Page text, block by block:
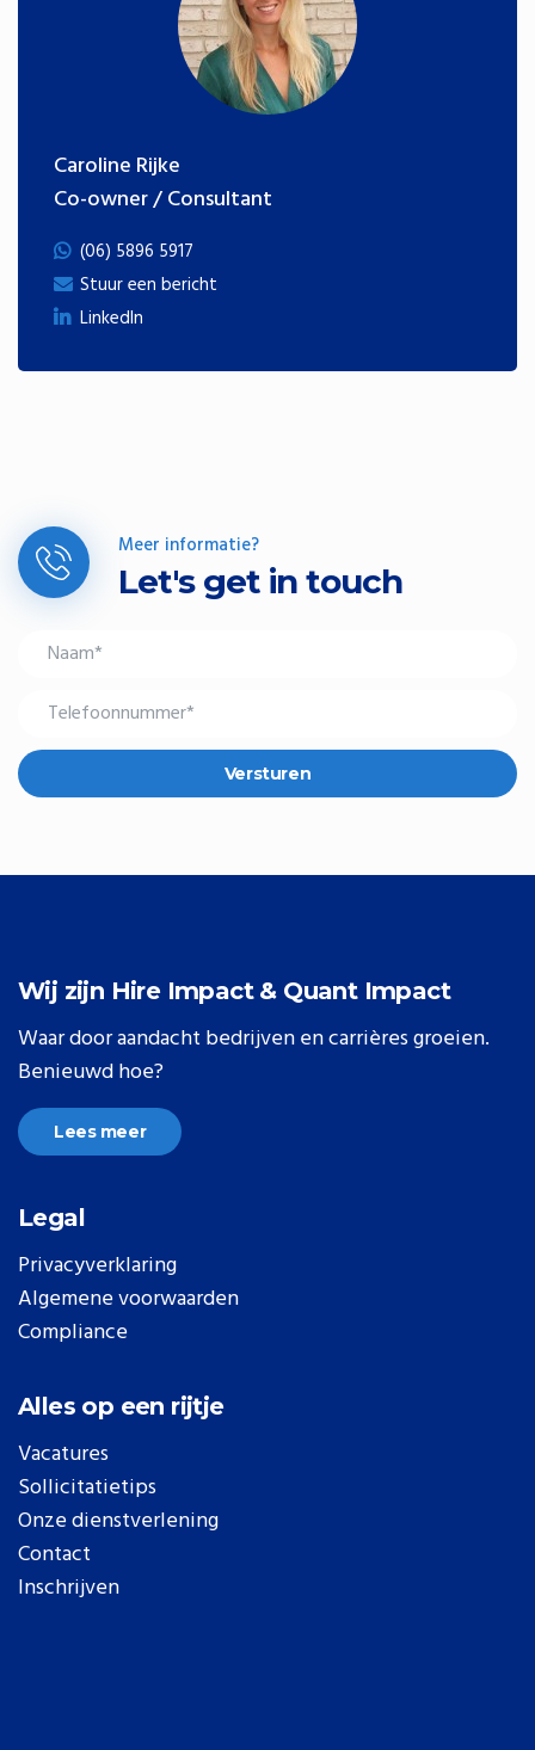
Caroline Rijke
Co-owner / Consultant
(06) 5896 5917
Stuur een bericht
LinkedIn
Meer informatie?
Let's get in touch
Versturen
Wij zijn Hire Impact & Quant Impact
Waar door aandacht bedrijven en carrières groeien.
Benieuwd hoe?
Lees meer
Legal
Privacyverklaring
Algemene voorwaarden
Compliance
Alles op een rijtje
Vacatures
Sollicitatietips
Onze dienstverlening
Contact
Inschrijven